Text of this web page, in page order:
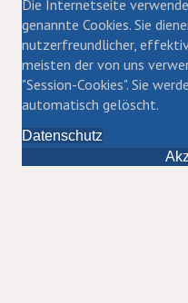
Die Internetseite
genannte Cookies. Sie
nutzerfreundlicher,
meisten der von uns
"Session-Cookies". Sie
automatisch gelöscht.
Datenschutz